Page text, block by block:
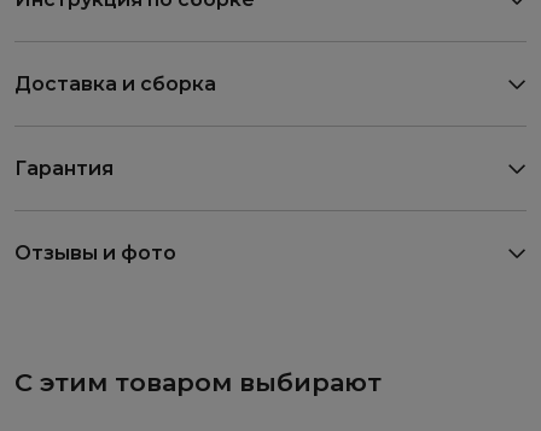
Доставка и сборка
Гарантия
Отзывы и фото
С этим товаром выбирают